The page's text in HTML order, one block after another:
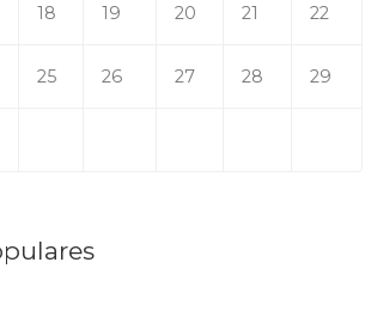
18 19 20 21 22
25 26 27 28 29